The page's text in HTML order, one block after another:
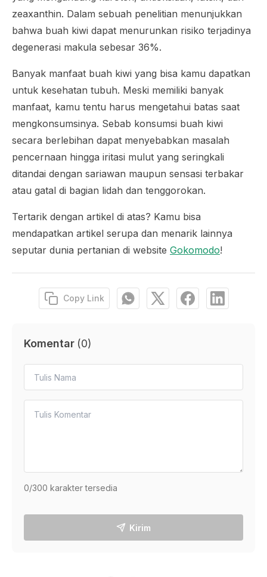
zeaxanthin. Dalam sebuah penelitian menunjukkan
bahwa buah kiwi dapat menurunkan risiko terjadinya
degenerasi makula sebesar 36%.
Banyak manfaat buah kiwi yang bisa kamu dapatkan
untuk kesehatan tubuh. Meski memiliki banyak
manfaat, kamu tentu harus mengetahui batas saat
mengkonsumsinya. Sebab konsumsi buah kiwi
secara berlebihan dapat menyebabkan masalah
pencernaan hingga iritasi mulut yang seringkali
ditandai dengan sariawan maupun sensasi terbakar
atau gatal di bagian lidah dan tenggorokan.
Tertarik dengan artikel di atas? Kamu bisa
mendapatkan artikel serupa dan menarik lainnya
seputar dunia pertanian di website Gokomodo!
Copy Link
Komentar (0)
0/300 karakter tersedia
Kirim